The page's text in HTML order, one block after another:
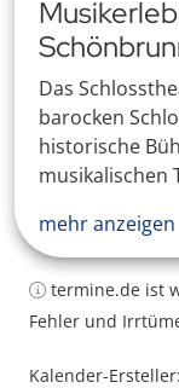
Das
barocken
historische
musikalischen
mehr anzeigen
termine.de ist
Fehler und
Kalender-Ersteller: